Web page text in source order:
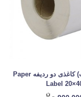
لیبل (برچسب) کاغذی دو ردیفه Paper
Label